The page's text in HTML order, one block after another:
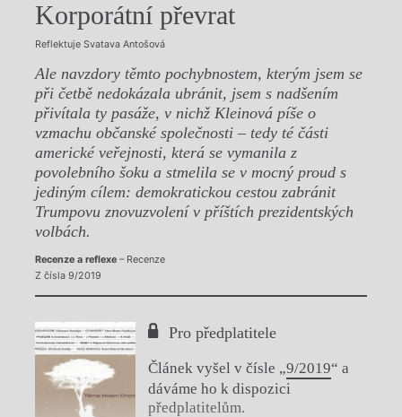
Korporátní převrat
Reflektuje Svatava Antošová
Ale navzdory těmto pochybnostem, kterým jsem se
při četbě nedokázala ubránit, jsem s nadšením
přivítala ty pasáže, v nichž Kleinová píše o
vzmachu občanské společnosti – tedy té části
americké veřejnosti, která se vymanila z
povolebního šoku a stmelila se v mocný proud s
jediným cílem: demokratickou cestou zabránit
Trumpovu znovuzvolení v příštích prezidentských
volbách.
Recenze a reflexe– Recenze
Z čísla 9/2019
Pro předplatitele
Článek vyšel v čísle „9/2019“ a
dáváme ho k dispozici
předplatitelům.